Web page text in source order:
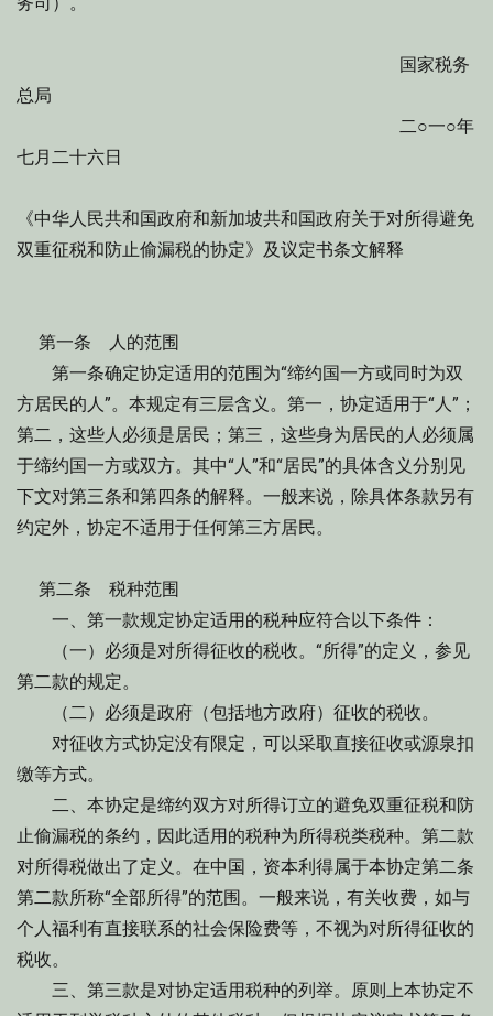
国家税务
总局
二○一○年
七月二十六日
《中华人民共和国政府和新加坡共和国政府关于对所得避免
双重征税和防止偷漏税的协定》及议定书条文解释
第一条 人的范围
第一条确定协定适用的范围为“缔约国一方或同时为双
方居民的人”。本规定有三层含义。第一，协定适用于“人”；
第二，这些人必须是居民；第三，这些身为居民的人必须属
于缔约国一方或双方。其中“人”和“居民”的具体含义分别见
下文对第三条和第四条的解释。一般来说，除具体条款另有
约定外，协定不适用于任何第三方居民。
第二条 税种范围
一、第一款规定协定适用的税种应符合以下条件：
（一）必须是对所得征收的税收。“所得”的定义，参见
第二款的规定。
（二）必须是政府（包括地方政府）征收的税收。
对征收方式协定没有限定，可以采取直接征收或源泉扣
缴等方式。
二、本协定是缔约双方对所得订立的避免双重征税和防
止偷漏税的条约，因此适用的税种为所得税类税种。第二款
对所得税做出了定义。在中国，资本利得属于本协定第二条
第二款所称“全部所得”的范围。一般来说，有关收费，如与
个人福利有直接联系的社会保险费等，不视为对所得征收的
税收。
三、第三款是对协定适用税种的列举。原则上本协定不